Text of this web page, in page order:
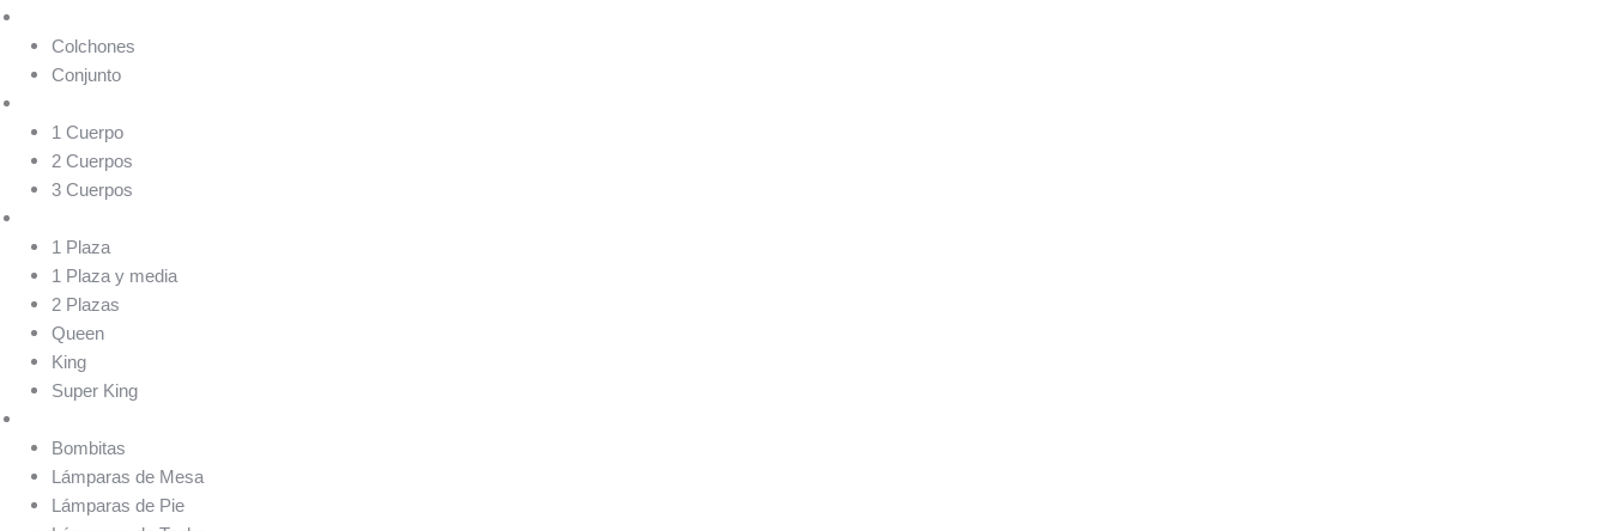
Colchones
Conjunto
1 Cuerpo
2 Cuerpos
3 Cuerpos
1 Plaza
1 Plaza y media
2 Plazas
Queen
King
Super King
Bombitas
Lámparas de Mesa
Lámparas de Pie